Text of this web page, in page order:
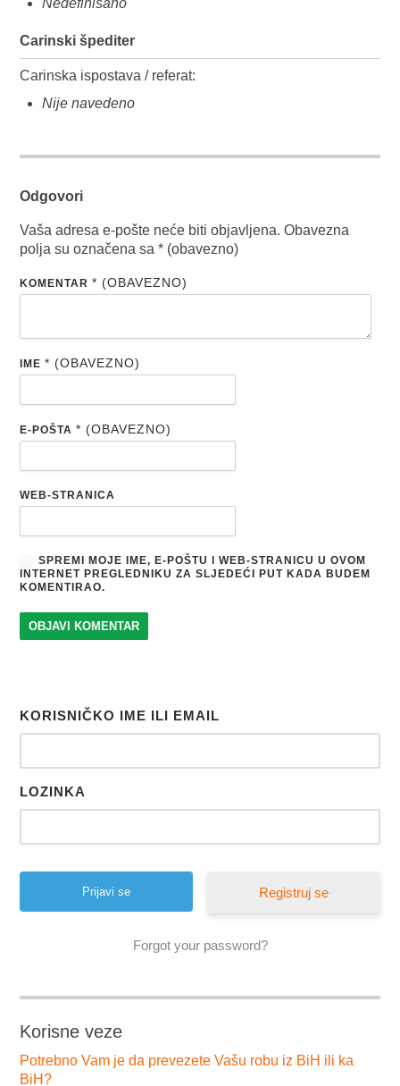
Carinski špediter
Carinska ispostava / referat:
Nije navedeno
Odgovori
Vaša adresa e-pošte neće biti objavljena. Obavezna
polja su označena sa* (obavezno)
KOMENTAR* (OBAVEZNO)
IME* (OBAVEZNO)
E-POŠTA* (OBAVEZNO)
WEB-STRANICA
SPREMI MOJE IME, E-POŠTU I WEB-STRANICU U OVOM
INTERNET PREGLEDNIKU ZA SLJEDEĆI PUT KADA BUDEM
KOMENTIRAO.
KORISNIČKO IME ILI EMAIL
LOZINKA
Registruj se
Forgot your password?
Korisne veze
Potrebno Vam je da prevezete Vašu robu iz BiH ili ka
BiH?